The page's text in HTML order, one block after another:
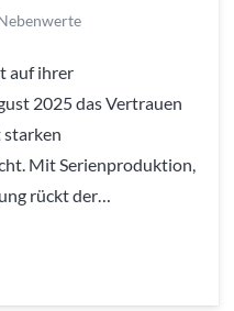
auf ihrer
2025 das Vertrauen
Mit Serienproduktion,
rückt der…